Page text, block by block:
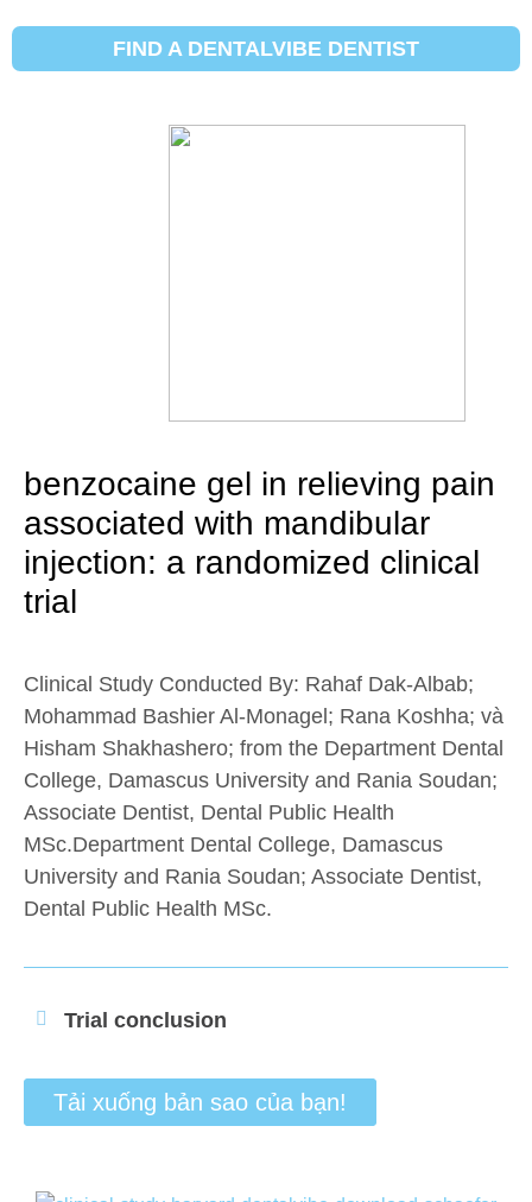
FIND A DENTALVIBE DENTIST
benzocaine gel in relieving pain
associated with mandibular
injection: a randomized clinical
trial
Clinical Study Conducted By: Rahaf Dak-Albab;
Mohammad Bashier Al-Monagel; Rana Koshha; và
Hisham Shakhashero; from the Department Dental
College, Damascus University and Rania Soudan;
Associate Dentist, Dental Public Health
MSc.Department Dental College, Damascus
University and Rania Soudan; Associate Dentist,
Dental Public Health MSc.
Trial conclusion
Tải xuống bản sao của bạn!